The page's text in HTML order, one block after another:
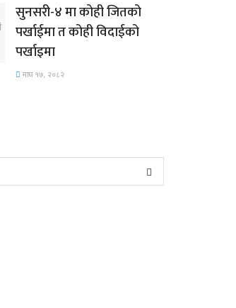
सुनसरी-४ मा कोही जितको
पर्खाईमा त कोही विदाईको
पर्खाइमा
माघ १७, २०८२